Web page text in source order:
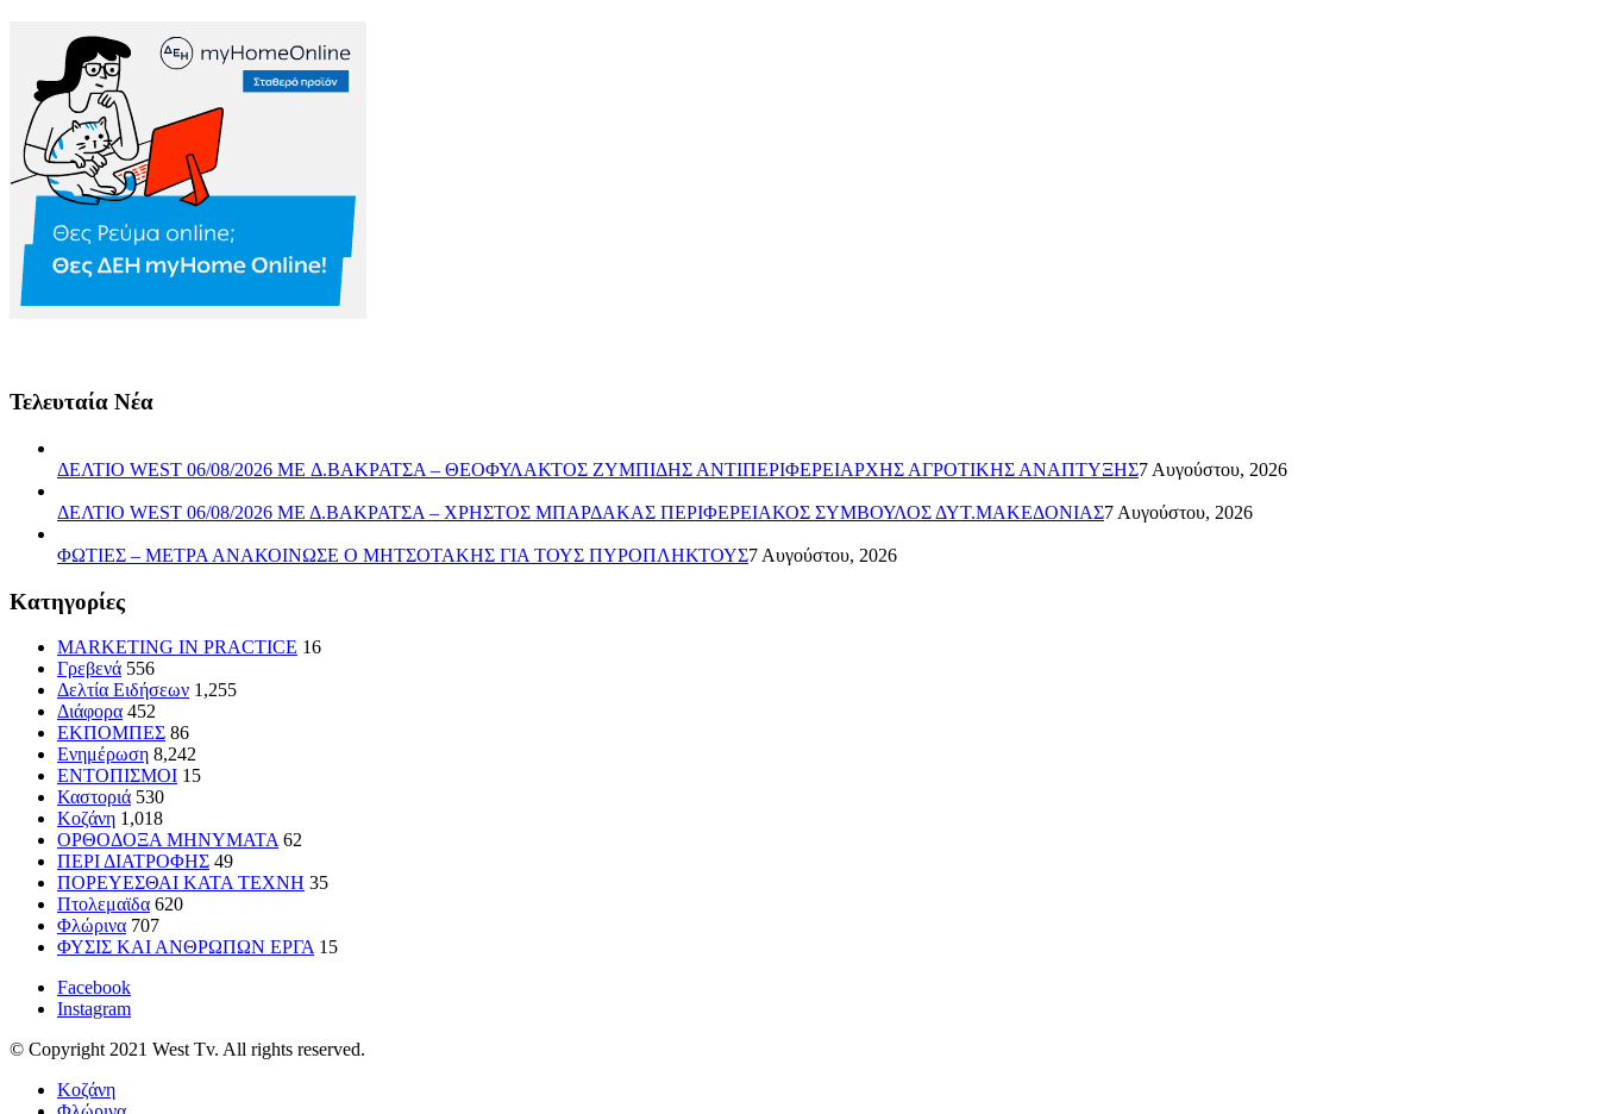
Τελευταία Νέα
ΔΕΛΤΙΟ WEST 06/08/2026 ME Δ.ΒΑΚΡΑΤΣΑ – ΘΕΟΦΥΛΑΚΤΟΣ ΖΥΜΠΙΔΗΣ ΑΝΤΙΠΕΡΙΦΕΡΕΙΑΡΧΗΣ ΑΓΡΟΤΙΚΗΣ ΑΝΑΠΤΥΞΗΣ7 Αυγούστου, 2026
ΔΕΛΤΙΟ WEST 06/08/2026 ΜΕ Δ.ΒΑΚΡΑΤΣΑ – ΧΡΗΣΤΟΣ ΜΠΑΡΔΑΚΑΣ ΠΕΡΙΦΕΡΕΙΑΚΟΣ ΣΥΜΒΟΥΛΟΣ ΔΥΤ.ΜΑΚΕΔΟΝΙΑΣ7 Αυγούστου, 2026
ΦΩΤΙΕΣ – ΜΕΤΡΑ ΑΝΑΚΟΙΝΩΣΕ Ο ΜΗΤΣΟΤΑΚΗΣ ΓΙΑ ΤΟΥΣ ΠΥΡΟΠΛΗΚΤΟΥΣ7 Αυγούστου, 2026
Kατηγορίες
MARKETING IN PRACTICE 16
Γρεβενά 556
Δελτία Ειδήσεων 1,255
Διάφορα 452
ΕΚΠΟΜΠΕΣ 86
Ενημέρωση 8,242
ΕΝΤΟΠΙΣΜΟΙ 15
Καστοριά 530
Κοζάνη 1,018
ΟΡΘΟΔΟΞΑ ΜΗΝΥΜΑΤΑ 62
ΠΕΡΙ ΔΙΑΤΡΟΦΗΣ 49
ΠΟΡΕΥΕΣΘΑΙ ΚΑΤΑ ΤΕΧΝΗ 35
Πτολεμαϊδα 620
Φλώρινα 707
ΦΥΣΙΣ ΚΑΙ ΑΝΘΡΩΠΩΝ ΕΡΓΑ 15
Facebook
Instagram
© Copyright 2021 West Tv. All rights reserved.
Κοζάνη